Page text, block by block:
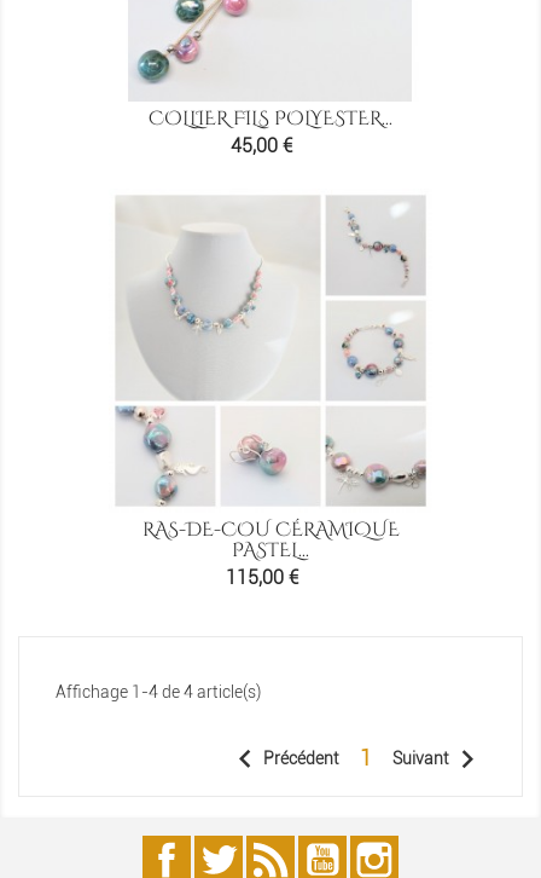
COLLIER FILS POLYESTER...
Prix
45,00 €
RAS-DE-COU CÉRAMIQUE
PASTEL...
Prix
115,00 €
Affichage 1-4 de 4 article(s)
 Précédent 1 Suivant 
FacebookTwitter Rss YouTube